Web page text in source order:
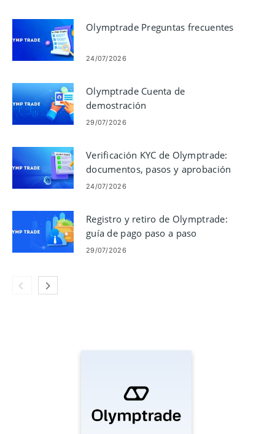
Olymptrade Preguntas frecuentes
24/07/2026
Olymptrade Cuenta de
demostración
29/07/2026
Verificación KYC de Olymptrade:
documentos, pasos y aprobación
24/07/2026
Registro y retiro de Olymptrade:
guía de pago paso a paso
29/07/2026